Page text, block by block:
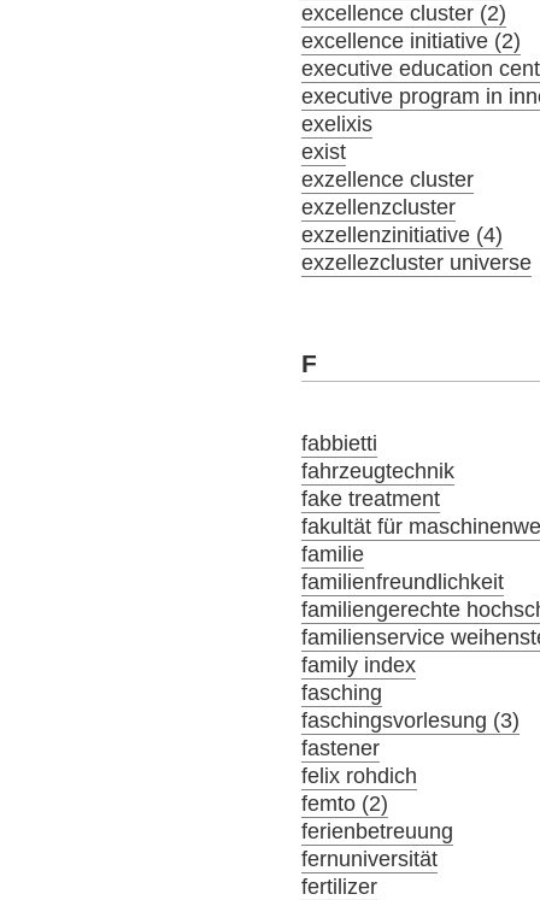
excellence cluster (2)
excellence initiative (2)
executive education
executive program in
exelixis
exist
exzellence cluster
exzellenzcluster
exzellenzinitiative (4)
exzellezcluster universe
F
fabbietti
fahrzeugtechnik
fake treatment
fakultät für
familie
familienfreundlichkeit
familiengerechte
familienservice
family index
fasching
faschingsvorlesung (3)
fastener
felix rohdich
femto (2)
ferienbetreuung
fernuniversität
fertilizer